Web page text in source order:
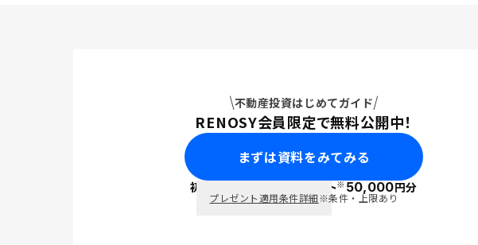
不動産投資はじめてガイド
RENOSY会員限定で無料公開中！
まずは資料をみてみる
初回面談で ポイント※50,000円分
プレゼント適用条件詳細※条件・上限あり